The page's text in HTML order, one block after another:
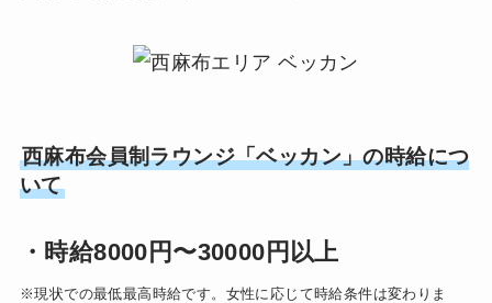
西麻布会員制ラウンジ「ベッカン」の時給につ
いて
・時給8000円〜30000円以上
※現状での最低最高時給です。女性に応じて時給条件は変わりま